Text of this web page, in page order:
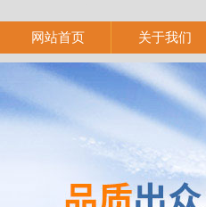
网站首页 关于我们